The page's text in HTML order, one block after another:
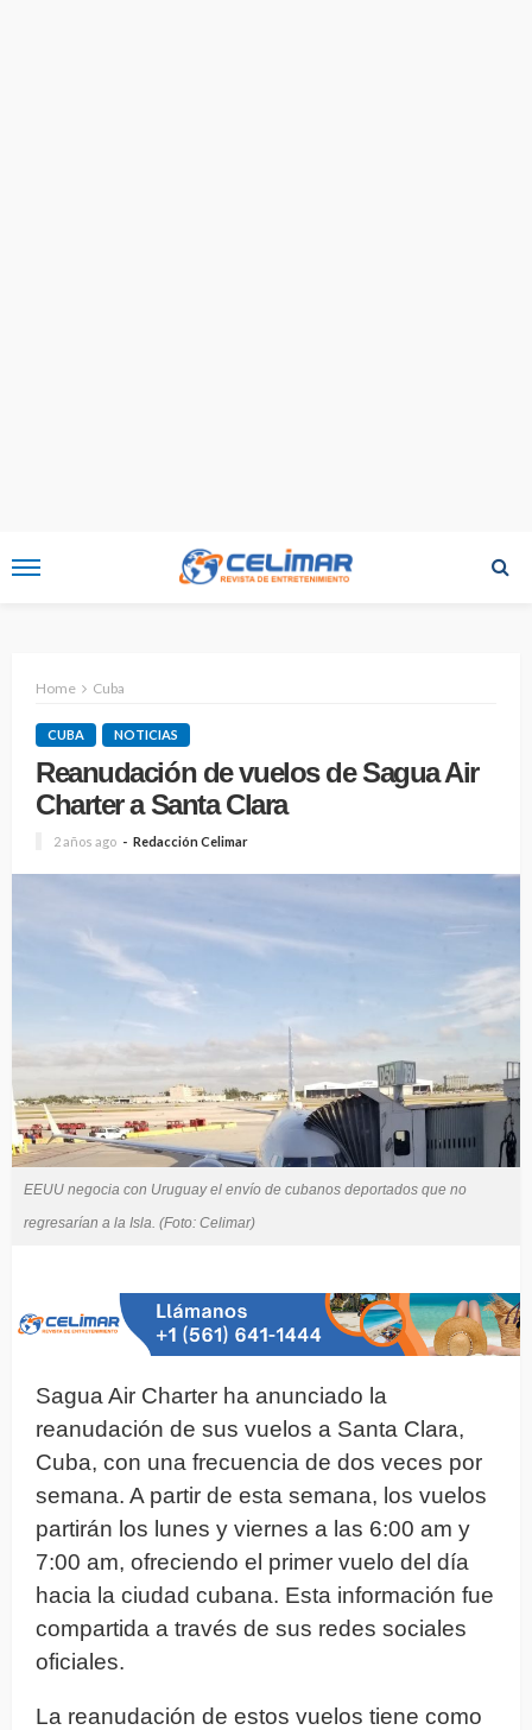
Home Cuba
CUBA NOTICIAS
Reanudación de vuelos de Sagua Air
Charter a Santa Clara
2 años ago Redacción Celimar
EEUU negocia con Uruguay el envío de cubanos deportados que no
regresarían a la Isla. (Foto: Celimar)
Sagua Air Charter ha anunciado la
reanudación de sus vuelos a Santa Clara,
Cuba, con una frecuencia de dos veces por
semana. A partir de esta semana, los vuelos
partirán los lunes y viernes a las 6:00 am y
7:00 am, ofreciendo el primer vuelo del día
hacia la ciudad cubana. Esta información fue
compartida a través de sus redes sociales
oficiales.
La reanudación de estos vuelos tiene como